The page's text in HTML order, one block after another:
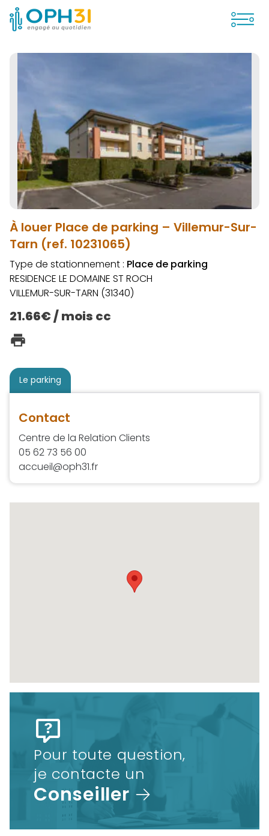
À louer Place de parking – Villemur-Sur-
Tarn (ref. 10231065)
Type de stationnement : Place de parking
RESIDENCE LE DOMAINE ST ROCH
VILLEMUR-SUR-TARN (31340)
21.66€ / mois cc
Le parking
Contact
Centre de la Relation Clients
05 62 73 56 00
accueil@oph31.fr
Pour toute question,
je contacte un
Conseiller